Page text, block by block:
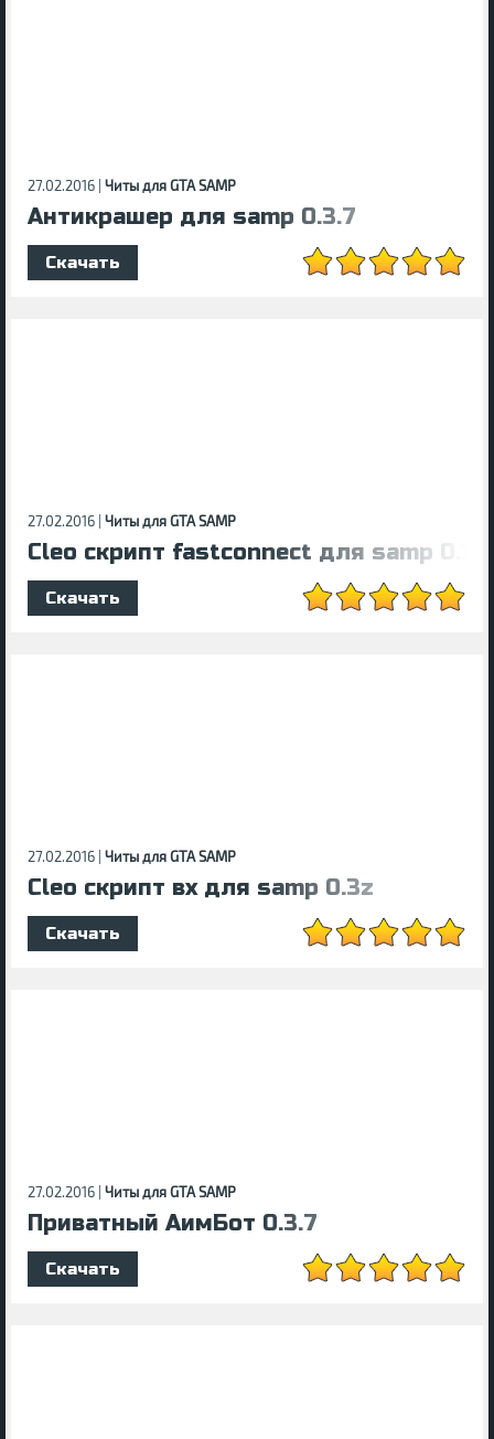
27.02.2016 | Читы для GTA SAMP
Антикрашер для samp 0.3.7
Скачать
27.02.2016 | Читы для GTA SAMP
Cleo скрипт fastconnect для samp 0.3z
Скачать
27.02.2016 | Читы для GTA SAMP
Cleo скрипт вх для samp 0.3z
Скачать
27.02.2016 | Читы для GTA SAMP
Приватный АимБот 0.3.7
Скачать